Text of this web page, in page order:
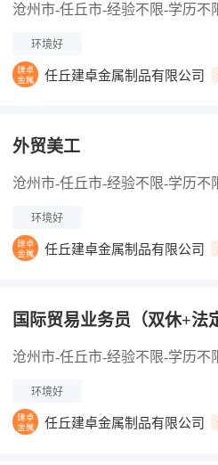
沧州市-任丘市-经验不限-学历不
环境好
任丘建卓金属制品有限公司
外贸美工
沧州市-任丘市-经验不限-学历不
环境好
任丘建卓金属制品有限公司
国际贸易业务员（双休+法
沧州市-任丘市-经验不限-学历不
环境好
任丘建卓金属制品有限公司